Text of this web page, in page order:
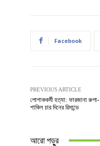
Facebook
PREVIOUS ARTICLE
পোশাককর্মী হত্যা: ফারজানা রুপা-
শাকিল চার দিনের রিমান্ডে
আরো পড়ুুর